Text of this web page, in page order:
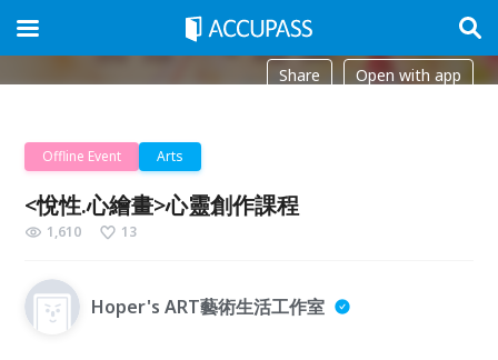
Share Open with app
Offline Event Arts
<悅性.心繪畫>心靈創作課程
1,610 13
Hoper's ART藝術生活工作室